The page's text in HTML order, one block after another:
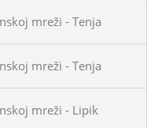
mreži - Tenja
mreži - Tenja
mreži - Lipik